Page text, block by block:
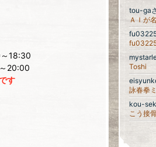
18:30
20:00
す
tou-ga
Toshi
詠春拳
kou-
こう接